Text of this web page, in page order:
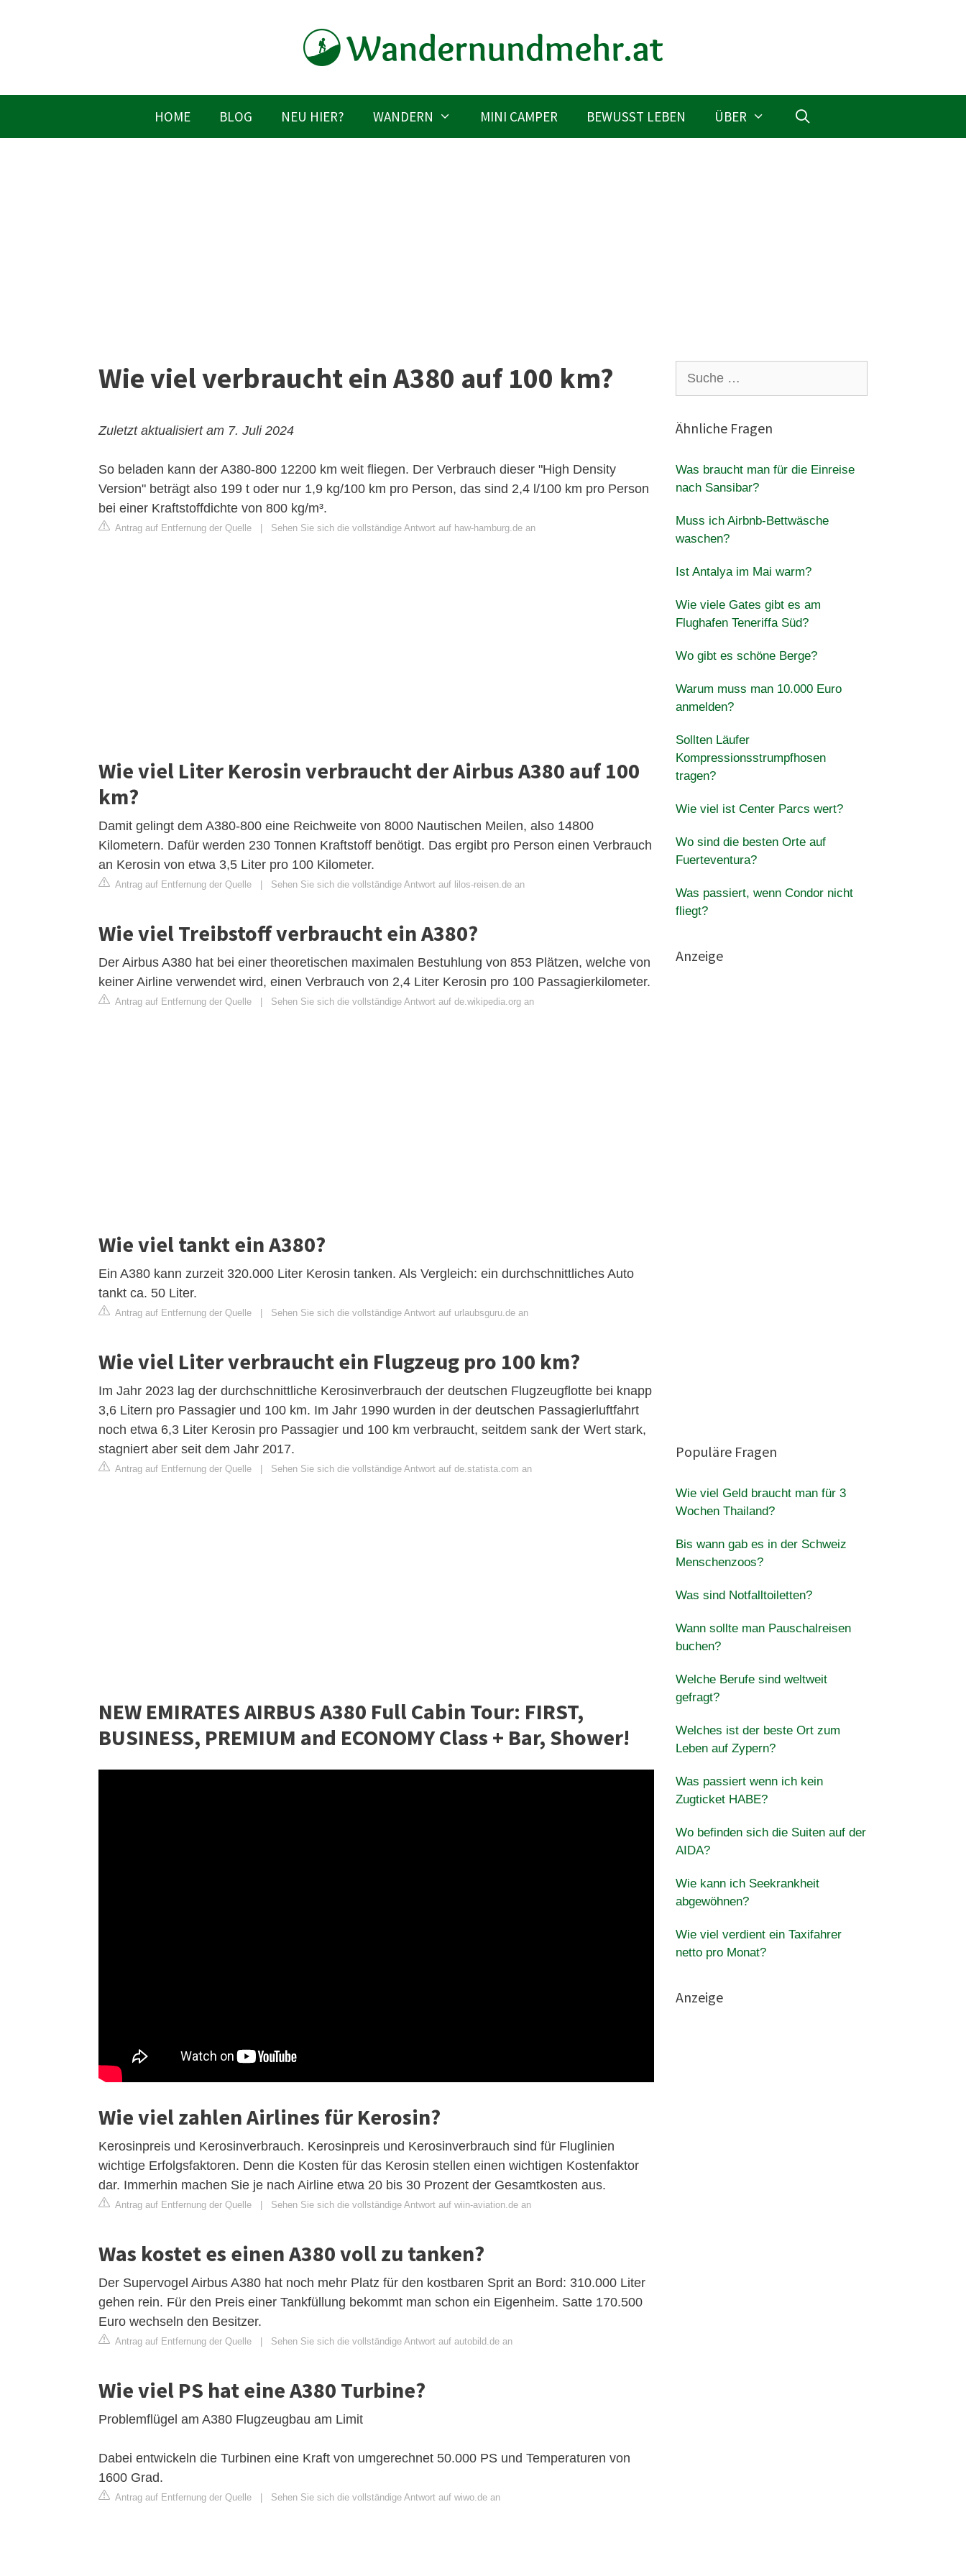
HOME BLOG NEU HIER? WANDERN MINI CAMPER BEWUSST LEBEN ÜBER
Wie viel verbraucht ein A380 auf 100 km?
Zuletzt aktualisiert am 7. Juli 2024
So beladen kann der A380-800 12200 km weit fliegen. Der Verbrauch dieser "High Density
Version" beträgt also 199 t oder nur 1,9 kg/100 km pro Person, das sind 2,4 l/100 km pro Person
bei einer Kraftstoffdichte von 800 kg/m³.
Antrag auf Entfernung der Quelle Sehen Sie sich die vollständige Antwort auf haw-hamburg.de an
Wie viel Liter Kerosin verbraucht der Airbus A380 auf 100
km?
Damit gelingt dem A380-800 eine Reichweite von 8000 Nautischen Meilen, also 14800
Kilometern. Dafür werden 230 Tonnen Kraftstoff benötigt. Das ergibt pro Person einen Verbrauch
an Kerosin von etwa 3,5 Liter pro 100 Kilometer.
Antrag auf Entfernung der Quelle Sehen Sie sich die vollständige Antwort auf lilos-reisen.de an
Wie viel Treibstoff verbraucht ein A380?
Der Airbus A380 hat bei einer theoretischen maximalen Bestuhlung von 853 Plätzen, welche von
keiner Airline verwendet wird, einen Verbrauch von 2,4 Liter Kerosin pro 100 Passagierkilometer.
Antrag auf Entfernung der Quelle Sehen Sie sich die vollständige Antwort auf de.wikipedia.org an
Wie viel tankt ein A380?
Ein A380 kann zurzeit 320.000 Liter Kerosin tanken. Als Vergleich: ein durchschnittliches Auto
tankt ca. 50 Liter.
Antrag auf Entfernung der Quelle Sehen Sie sich die vollständige Antwort auf urlaubsguru.de an
Wie viel Liter verbraucht ein Flugzeug pro 100 km?
Im Jahr 2023 lag der durchschnittliche Kerosinverbrauch der deutschen Flugzeugflotte bei knapp
3,6 Litern pro Passagier und 100 km. Im Jahr 1990 wurden in der deutschen Passagierluftfahrt
noch etwa 6,3 Liter Kerosin pro Passagier und 100 km verbraucht, seitdem sank der Wert stark,
stagniert aber seit dem Jahr 2017.
Antrag auf Entfernung der Quelle Sehen Sie sich die vollständige Antwort auf de.statista.com an
NEW EMIRATES AIRBUS A380 Full Cabin Tour: FIRST,
BUSINESS, PREMIUM and ECONOMY Class + Bar, Shower!
Wie viel zahlen Airlines für Kerosin?
Kerosinpreis und Kerosinverbrauch. Kerosinpreis und Kerosinverbrauch sind für Fluglinien
wichtige Erfolgsfaktoren. Denn die Kosten für das Kerosin stellen einen wichtigen Kostenfaktor
dar. Immerhin machen Sie je nach Airline etwa 20 bis 30 Prozent der Gesamtkosten aus.
Antrag auf Entfernung der Quelle | Sehen Sie sich die vollständige Antwort auf wiin-aviation.de an
Was kostet es einen A380 voll zu tanken?
Der Supervogel Airbus A380 hat noch mehr Platz für den kostbaren Sprit an Bord: 310.000 Liter
gehen rein. Für den Preis einer Tankfüllung bekommt man schon ein Eigenheim. Satte 170.500
Euro wechseln den Besitzer.
Antrag auf Entfernung der Quelle | Sehen Sie sich die vollständige Antwort auf autobild.de an
Wie viel PS hat eine A380 Turbine?
Problemflügel am A380 Flugzeugbau am Limit
Dabei entwickeln die Turbinen eine Kraft von umgerechnet 50.000 PS und Temperaturen von
1600 Grad.
Antrag auf Entfernung der Quelle | Sehen Sie sich die vollständige Antwort auf wiwo.de an
nach:
Ähnliche Fragen
Was braucht man für die Einreise
nach Sansibar?
Muss ich Airbnb-Bettwäsche
waschen?
Ist Antalya im Mai warm?
Wie viele Gates gibt es am
Flughafen Teneriffa Süd?
Wo gibt es schöne Berge?
Warum muss man 10.000 Euro
anmelden?
Sollten Läufer
Kompressionsstrumpfhosen
tragen?
Wie viel ist Center Parcs wert?
Wo sind die besten Orte auf
Fuerteventura?
Was passiert, wenn Condor nicht
fliegt?
Anzeige
Populäre Fragen
Wie viel Geld braucht man für 3
Wochen Thailand?
Bis wann gab es in der Schweiz
Menschenzoos?
Was sind Notfalltoiletten?
Wann sollte man Pauschalreisen
buchen?
Welche Berufe sind weltweit
gefragt?
Welches ist der beste Ort zum
Leben auf Zypern?
Was passiert wenn ich kein
Zugticket HABE?
Wo befinden sich die Suiten auf der
AIDA?
Wie kann ich Seekrankheit
abgewöhnen?
Wie viel verdient ein Taxifahrer
netto pro Monat?
Anzeige